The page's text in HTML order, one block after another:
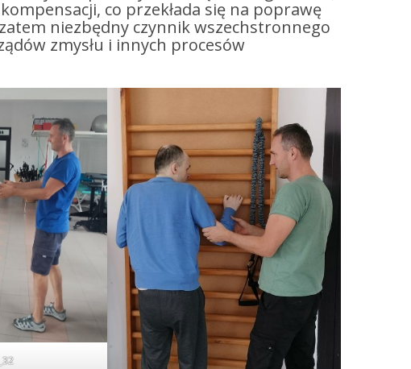
co przekłada się na poprawę
niezbędny czynnik wszechstronnego
zmysłu i innych procesów